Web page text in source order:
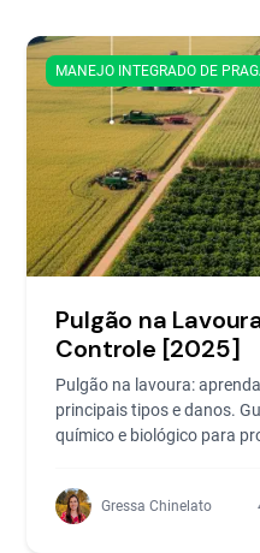
MANEJO INTEGRADO DE
Pulgão na
Controle [2025]
Pulgão na lavoura:
principais tipos e danos.
químico e biológico para
Gressa Chinelato